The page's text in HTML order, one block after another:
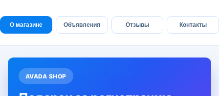
О магазине Объявления Отзывы Контакты
AVADA SHOP